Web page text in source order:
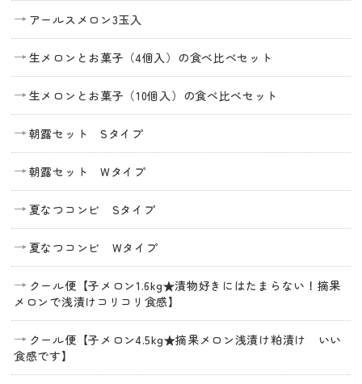
アールスメロン3玉入
生メロンとお菓子（4個入）の食べ比べセット
生メロンとお菓子（10個入）の食べ比べセット
朝露セット Sタイプ
朝露セット Wタイプ
夏なつコンビ Sタイプ
夏なつコンビ Wタイプ
クール便【子メロン1.6kg★漬物好きにはたまらない！摘果
メロンで浅漬けコリコリ食感】
クール便【子メロン4.5kg★摘果メロン浅漬け粕漬け いい
食感です】